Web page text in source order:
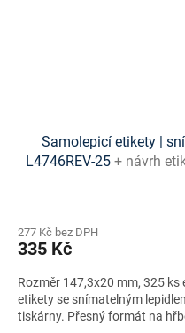
Samolepicí etikety |
L4746REV-25 + návrh
277 Kč bez DPH
335 Kč
Rozměr 147,3x20 mm, 325
etikety se snímatelným
tiskárny. Přesný formát na